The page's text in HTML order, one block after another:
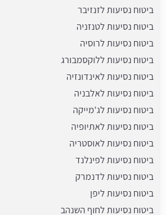
ביטוח נסיעות לזנזיבר
ביטוח נסיעות לטנזניה
ביטוח נסיעות לרוסיה
ביטוח נסיעות ללוקסמבורג
ביטוח נסיעות לאינדונזיה
ביטוח נסיעות לאלבניה
ביטוח נסיעות לג'מייקה
ביטוח נסיעות לאתיופיה
ביטוח נסיעות לאוסטריה
ביטוח נסיעות לפינלנד
ביטוח נסיעות לדנמרק
ביטוח נסיעות ליפן
ביטוח נסיעות לחוף השנהב